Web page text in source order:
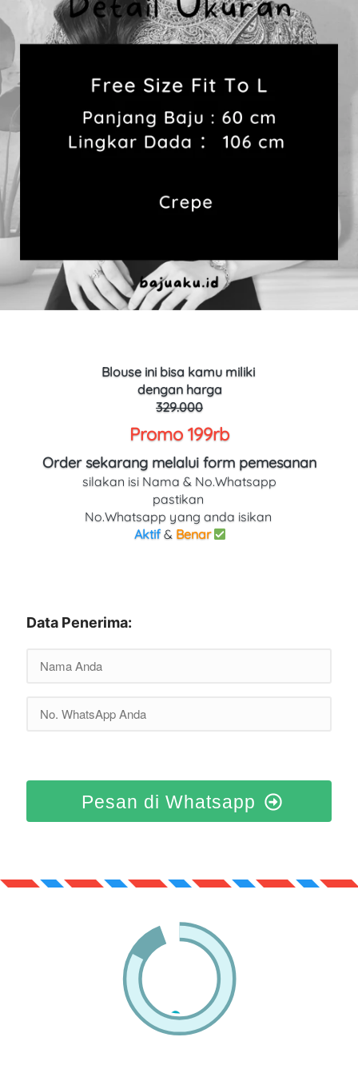
Blouse ini bisa kamu miliki
dengan harga
329.000
Promo 199rb
Order sekarang melalui form pemesanan
silakan isi Nama & No.Whatsapp
pastikan
No.Whatsapp yang anda isikan
Aktif & Benar
Data Penerima:
Pesan di Whatsapp